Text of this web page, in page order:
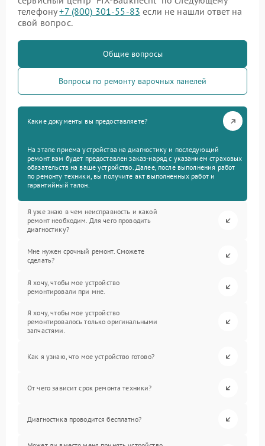
телефону+7 (800) 301-55-83 если не нашли ответ на
свой вопрос.
Общие вопросы
Вопросы по ремонту варочных панелей
Какие документы вы предоставляете?
На этапе приема устройства на диагностику и последующий
ремонт вам будет предоставлен заказ-наряд с указанием страховых
обязательств на ваше устройство. Далее, после выполнения работ
по ремонту техники, вы получите акт выполненных работ и
гарантийный талон.
Я уже знаю в чем неисправность и какой
ремонт необходим. Для чего проводить
диагностику?
Мне нужен срочный ремонт. Сможете
сделать?
Я хочу, чтобы мое устройство
ремонтировали при мне.
Я хочу, чтобы мое устройство
ремонтировалось только оригинальными
запчастями.
Как я узнаю, что мое устройство готово?
От чего зависит срок ремонта техники?
Диагностика проводится бесплатно?